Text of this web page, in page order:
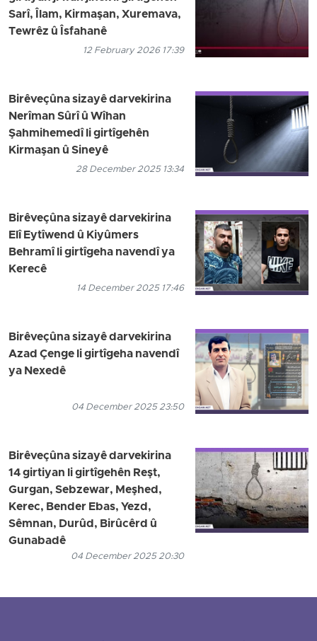
Sarî, Îlam, Kirmaşan, Xuremava,
Tewrêz û Îsfahanê
12 February 2026 17:39
Birêveçûna sizayê darvekirina
Nerîman Sûrî û Wîhan
Şahmihemedî li girtîgehên
Kirmaşan û Sineyê
28 December 2025 13:34
Birêveçûna sizayê darvekirina
Elî Eytîwend û Kiyûmers
Behramî li girtîgeha navendî ya
Kerecê
14 December 2025 17:46
Birêveçûna sizayê darvekirina
Azad Çenge li girtîgeha navendî
ya Nexedê
04 December 2025 23:50
Birêveçûna sizayê darvekirina
14 girtiyan li girtîgehên Reşt,
Gurgan, Sebzewar, Meşhed,
Kerec, Bender Ebas, Yezd,
Sêmnan, Durûd, Birûcêrd û
Gunabadê
04 December 2025 20:30